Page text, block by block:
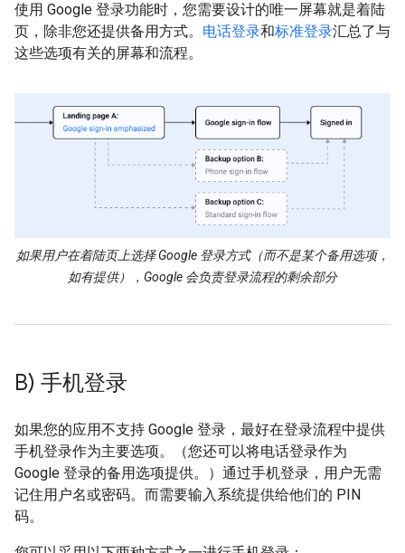
使用 Google 登录功能时，您需要设计的唯一屏幕就是着陆
页，除非您还提供备用方式。 电话登录和标准登录汇总了与
这些选项有关的屏幕和流程。
如果用户在着陆页上选择 Google 登录方式（而不是某个备用选项，
如有提供），Google 会负责登录流程的剩余部分
B) 手机登录
如果您的应用不支持 Google 登录，最好在登录流程中提供
手机登录作为主要选项。（您还可以将电话登录作为
Google 登录的备用选项提供。）通过手机登录，用户无需
记住用户名或密码。而需要输入系统提供给他们的 PIN
码。